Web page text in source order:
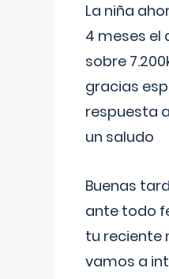
La niña
4 meses el
sobre
gracias
respuesta
un saludo
Buenas
ante todo
tu reciente
vamos a